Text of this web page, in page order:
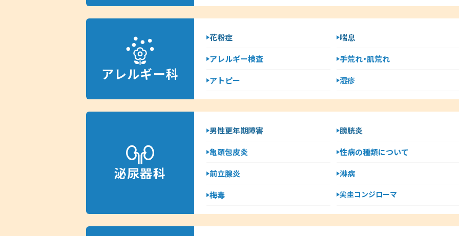
アレルギー科
花粉症
喘息
アレルギー検査
手荒れ・肌荒れ
アトピー
湿疹
泌尿器科
男性更年期障害
膀胱炎
亀頭包皮炎
性病の種類について
前立腺炎
淋病
梅毒
尖圭コンジローマ